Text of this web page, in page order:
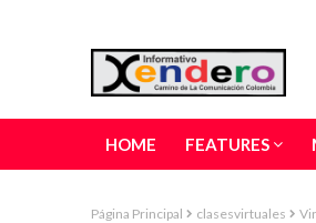
HOME FEATURES
Página Principal clasesvirtuales